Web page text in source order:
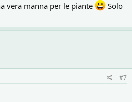
vera manna per le piante
Solo
#7